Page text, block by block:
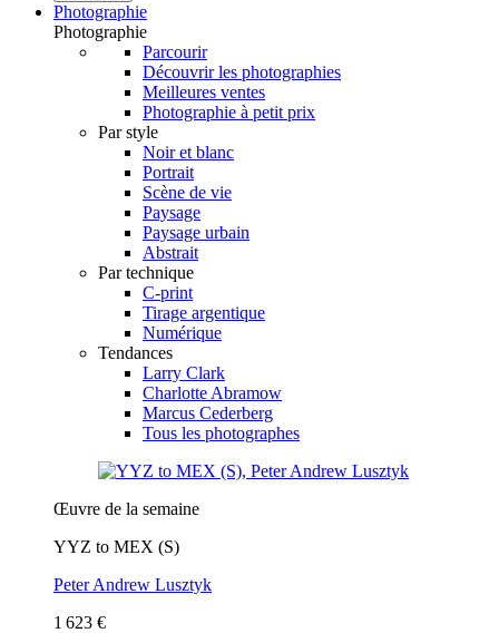
Photographie
Photographie
Parcourir
Découvrir les photographies
Meilleures ventes
Photographie à petit prix
Par style
Noir et blanc
Portrait
Scène de vie
Paysage
Paysage urbain
Abstrait
Par technique
C-print
Tirage argentique
Numérique
Tendances
Larry Clark
Charlotte Abramow
Marcus Cederberg
Tous les photographes
Œuvre de la semaine
YYZ to MEX (S)
Peter Andrew Lusztyk
1 623 €